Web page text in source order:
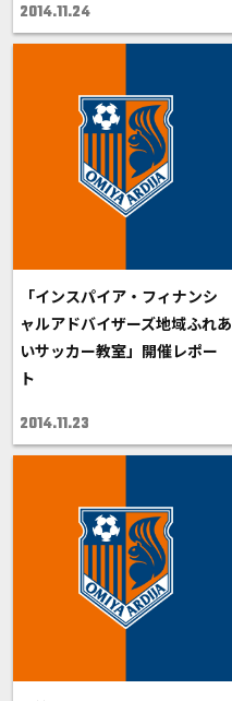
2014.11.24
「インスパイア・フィナンシ
ャルアドバイザーズ地域ふれあ
いサッカー教室」開催レポー
ト
2014.11.23